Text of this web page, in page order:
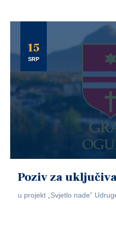
15
SRP
Poziv za
u projekt „Svjetlo nade”